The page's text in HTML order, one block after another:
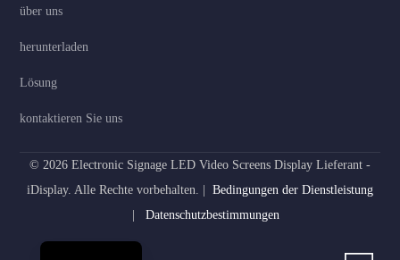
über uns
herunterladen
Lösung
kontaktieren Sie uns
© 2026 Electronic Signage LED Video Screens Display Lieferant -
iDisplay. Alle Rechte vorbehalten. | Bedingungen der Dienstleistung
Datenschutzbestimmungen
Spanish